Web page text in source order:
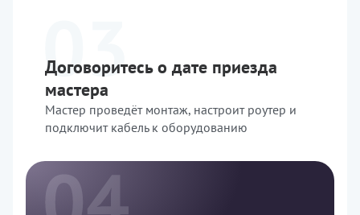
Договоритесь о дате приезда
мастера
Мастер проведёт монтаж, настроит роутер и
подключит кабель к оборудованию